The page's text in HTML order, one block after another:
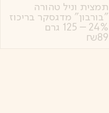
תמצית וניל טהורה
"בורבון" מדגסקר בריכוז
24% – 125 גרם
89
₪